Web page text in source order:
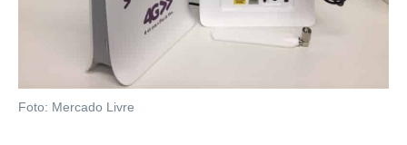
Foto: Mercado Livre